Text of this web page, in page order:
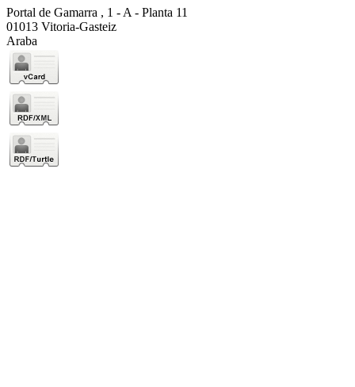
Portal de Gamarra , 1 - A - Planta 11
01013 Vitoria-Gasteiz
Araba